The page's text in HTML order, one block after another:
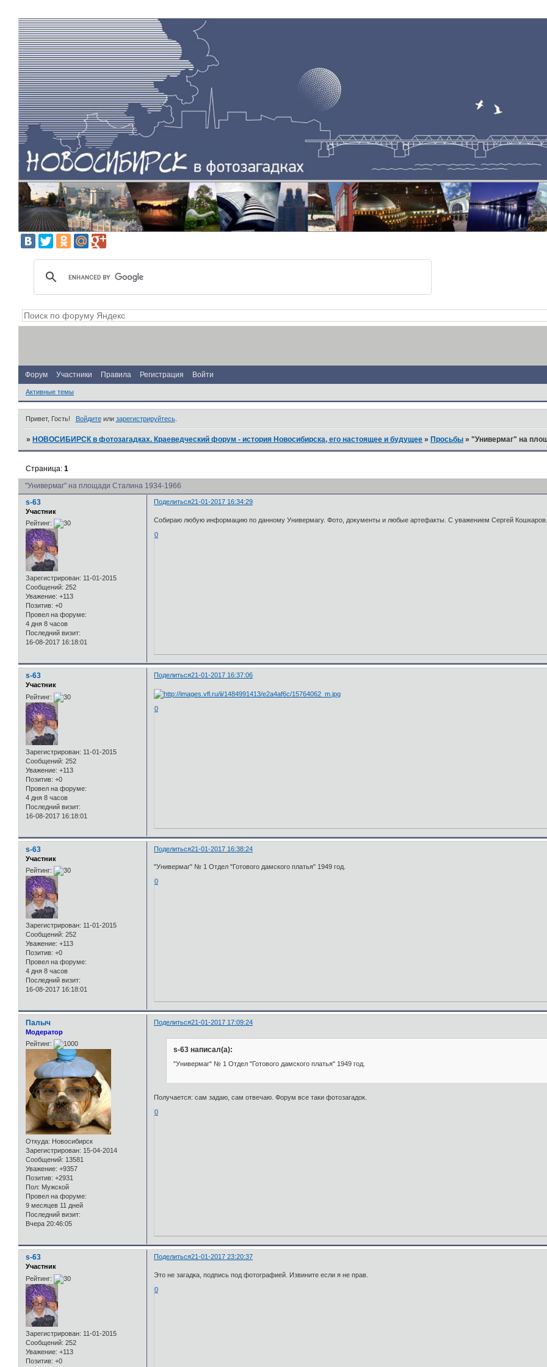
Форум Участники Правила Регистрация Войти
Активные темы
Привет, Гость! Войдитеили зарегистрируйтесь.
»НОВОСИБИРСК в фотозагадках. Краеведческий форум - история Новосибирска, его настоящее и будущее »Просьбы »"Универмаг" на
"Универмаг" на площади Сталина 1934-1966
Страница:1
Поделиться21-01-2017 16:34:29
s-63
Участник
Рейтинг:
Зарегистрирован: 11-01-2015
Сообщений: 252
Уважение: +113
Позитив: +0
Провел на форуме:
4 дня 8 часов
Последний визит:
16-08-2017 16:18:01
Собираю любую информацию по данному Универмагу. Фото, документы и любые артефакты. С уважением Сергей
0
Поделиться21-01-2017 16:37:06
s-63
Участник
Рейтинг:
Зарегистрирован: 11-01-2015
Сообщений: 252
Уважение: +113
Позитив: +0
Провел на форуме:
4 дня 8 часов
Последний визит:
16-08-2017 16:18:01
0
Поделиться21-01-2017 16:38:24
s-63
Участник
Рейтинг:
Зарегистрирован: 11-01-2015
Сообщений: 252
Уважение: +113
Позитив: +0
Провел на форуме:
4 дня 8 часов
Последний визит:
16-08-2017 16:18:01
"Универмаг" № 1 Отдел "Готового дамского платья" 1949 год.
0
Поделиться21-01-2017 17:09:24
Палыч
Модератор
Рейтинг:
Откуда: Новосибирск
Зарегистрирован: 15-04-2014
Сообщений: 13581
Уважение: +9357
Позитив: +2931
Пол: Мужской
Провел на форуме:
9 месяцев 11 дней
Последний визит:
Вчера 20:46:05
s-63 написал(а):
"Универмаг" № 1 Отдел "Готового дамского платья" 1949 год.
Получается: сам задаю, сам отвечаю. Форум все таки фотозагадок.
0
Поделиться21-01-2017 23:20:37
s-63
Участник
Рейтинг:
Зарегистрирован: 11-01-2015
Сообщений: 252
Уважение: +113
Позитив: +0
Это не загадка, подпись под фотографией. Извините если я не прав.
0